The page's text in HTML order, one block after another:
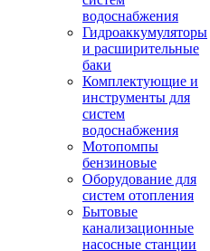
водоснабжения
Гидроаккумуляторы
и расширительные
баки
Комплектующие и
инструменты для
систем
водоснабжения
Мотопомпы
бензиновые
Оборудование для
систем отопления
Бытовые
канализационные
насосные станции